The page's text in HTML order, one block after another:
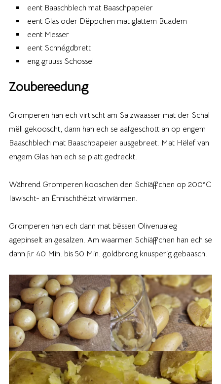
eent Baaschblech mat Baaschpapeier
eent Glas oder Dëppchen mat glattem Buadem
eent Messer
eent Schnégdbrett
eng gruuss Schossel
Zoubereedung
Gromperen han ech virtischt am Salzwaasser mat der Schal
mëll gekooscht, dann han ech se aafgeschott an op engem
Baaschblech mat Baaschpapeier ausgebreet. Mat Hëlef van
engem Glas han ech se platt gedreckt.
Während Gromperen kooschen den Schiäffchen op 200°C
Iäwischt- an Ënnischthëtzt virwiärmen.
Gromperen han ech dann mat bëssen Olivenualeg
agepinselt an gesalzen. Am waarmen Schiäffchen han ech se
dann fir 40 Min. bis 50 Min. goldbrong knusperig gebaasch.